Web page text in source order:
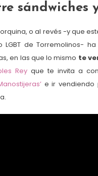
sándwiches
o al revés -y que
de Torremolinos-
en las que lo mismo te
Rey que te invita a
e ir vendiendo